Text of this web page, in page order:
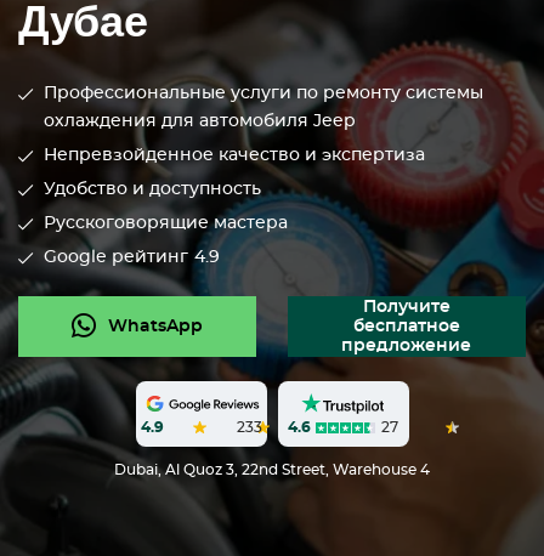
Дубае
Профессиональные услуги по ремонту системы
охлаждения для автомобиля Jeep
Непревзойденное качество и экспертиза
Удобство и доступность
Русскоговорящие мастера
Google рейтинг 4.9
WhatsApp
Получите
бесплатное
предложение
4.9 233 4.6 27
Dubai, Al Quoz 3, 22nd Street, Warehouse 4